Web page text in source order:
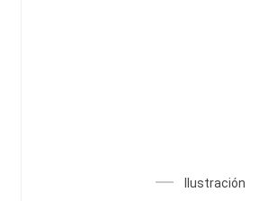
Ilustración